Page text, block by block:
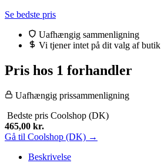
Se bedste pris
Uafhængig sammenligning
Vi tjener intet på dit valg af butik
Pris hos 1 forhandler
Uafhængig prissammenligning
Bedste pris Coolshop (DK)
465,00 kr.
Gå til Coolshop (DK) →
Beskrivelse